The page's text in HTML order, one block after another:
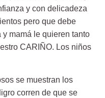
y con delicadeza
pero que debe
mamá le quieren tanto
CARIÑO. Los niños
se muestran los
corren de que se